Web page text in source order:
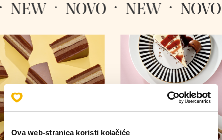
Ova web-stranica koristi kolačiće
· NOVO · NEW · NOVO ·